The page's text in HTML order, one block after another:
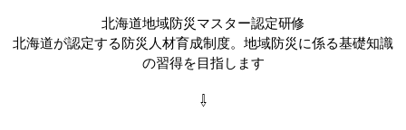
北海道地域防災マスター認定研修
北海道が認定する防災人材育成制度。地域防災に係る基礎知識
の習得を目指します
⇩